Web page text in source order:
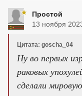
Простой
13 ноября
Цитата: goscha_04
Ну во первых
раковых
сделали